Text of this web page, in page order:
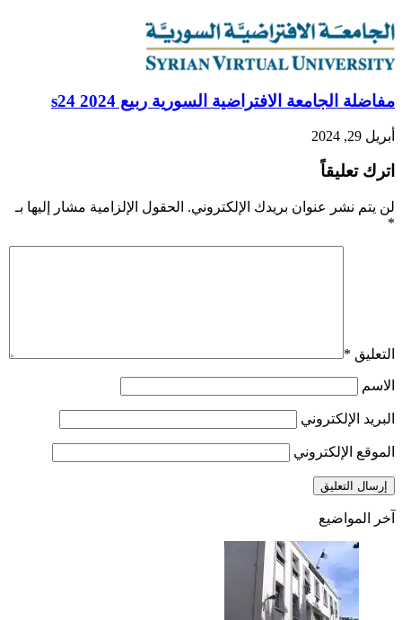
مفاضلة الجامعة الافتراضية السورية ربيع 2024 s24
أبريل 29, 2024
اترك تعليقاً
لن يتم نشر عنوان بريدك الإلكتروني. الحقول الإلزامية مشار إليها بـ
*
التعليق *
الاسم
البريد الإلكتروني
الموقع الإلكتروني
آخر المواضيع